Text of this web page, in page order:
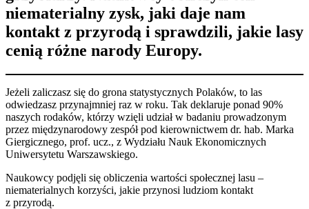
niematerialny zysk, jaki daje nam
kontakt z przyrodą i sprawdzili, jakie lasy
cenią różne narody Europy.
Jeżeli zaliczasz się do grona statystycznych Polaków, to las
odwiedzasz przynajmniej raz w roku. Tak deklaruje ponad 90%
naszych rodaków, którzy wzięli udział w badaniu prowadzonym
przez międzynarodowy zespół pod kierownictwem dr. hab. Marka
Giergicznego, prof. ucz., z Wydziału Nauk Ekonomicznych
Uniwersytetu Warszawskiego.
Naukowcy podjęli się obliczenia wartości społecznej lasu –
niematerialnych korzyści, jakie przynosi ludziom kontakt
z przyrodą.